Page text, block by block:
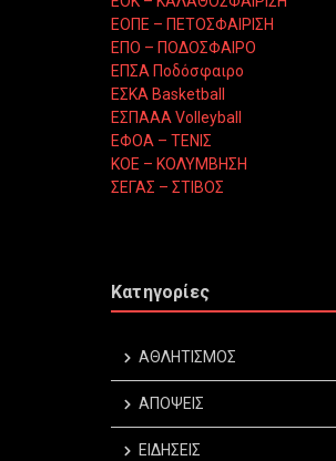
ΕΟΠΕ – ΠΕΤΟΣΦΑΙΡΙΣΗ
ΕΠΟ – ΠΟΔΟΣΦΑΙΡΟ
ΕΠΣΑ Ποδόσφαιρο
ΕΣΚΑ Basketball
ΕΣΠΑΑΑ Volleyball
ΕΦΟΑ – ΤΕΝΙΣ
ΚΟΕ – ΚΟΛΥΜΒΗΣΗ
ΣΕΓΑΣ – ΣΤΙΒΟΣ
Κατηγορίες
ΑΘΛΗΤΙΣΜΟΣ
ΑΠΟΨΕΙΣ
ΕΙΔΗΣΕΙΣ